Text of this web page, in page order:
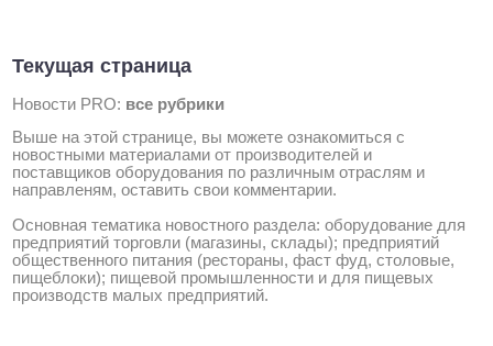
Текущая страница
Новости PRO: все рубрики
Выше на этой странице, вы можете ознакомиться с
новостными материалами от производителей и
поставщиков оборудования по различным отраслям и
направленям, оставить свои комментарии.
Основная тематика новостного раздела: оборудование для
предприятий торговли (магазины, склады); предприятий
общественного питания (рестораны, фаст фуд, столовые,
пищеблоки); пищевой промышленности и для пищевых
производств малых предприятий.